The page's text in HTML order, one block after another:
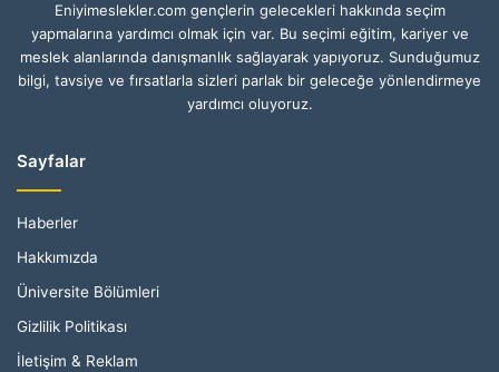
Eniyimeslekler.com gençlerin gelecekleri hakkında seçim
yapmalarına yardımcı olmak için var. Bu seçimi eğitim, kariyer ve
meslek alanlarında danışmanlık sağlayarak yapıyoruz. Sunduğumuz
bilgi, tavsiye ve fırsatlarla sizleri parlak bir geleceğe yönlendirmeye
yardımcı oluyoruz.
Sayfalar
Haberler
Hakkımızda
Üniversite Bölümleri
Gizlilik Politikası
İletişim & Reklam